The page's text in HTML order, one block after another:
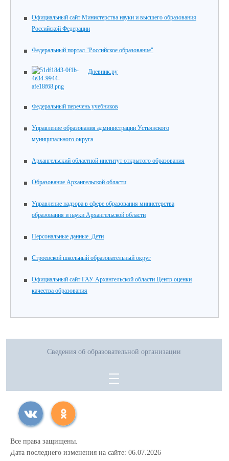
Официальный сайт Министерства науки и высшего образования
Российской Федерации
Федеральный портал "Российское образование"
Дневник.ру
Федеральный перечень учебников
Управление образования администрации Устьянского
муниципального округа
Архангельский областной институт открытого образования
Образование Архангельской области
Управление надзора в сфере образования министерства
образования и науки Архангельской области
Персональные данные. Дети
Строевской школьный образовательный округ
Официальный сайт ГАУ Архангельской области Центр оценки
качества образования
Сведения об образовательной организации
Все права защищены.
Дата последнего изменения на сайте: 06.07.2026